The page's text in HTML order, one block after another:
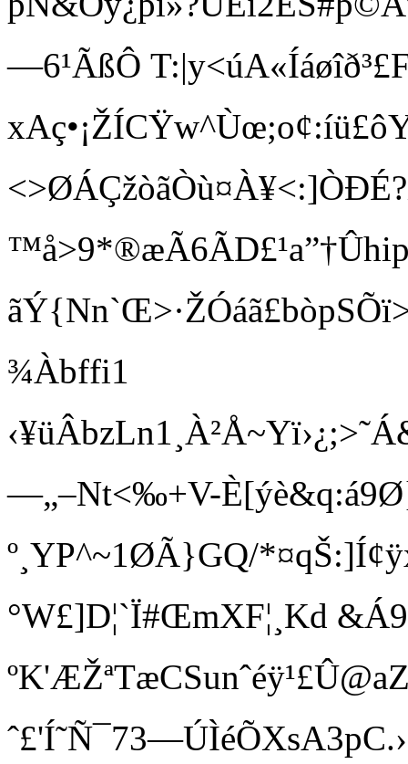
—6¹ÃßÔ
ãÝ{Nn`Œ>·Ž
¾Àbf fi1
—„–Nt<‰+V-
º¸YP^~1ØÃ}GQ/
°W£]D¦`Ï#ŒmXF¦¸Kd &
ºK'ÆŽªTæCS